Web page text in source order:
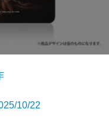
10/22